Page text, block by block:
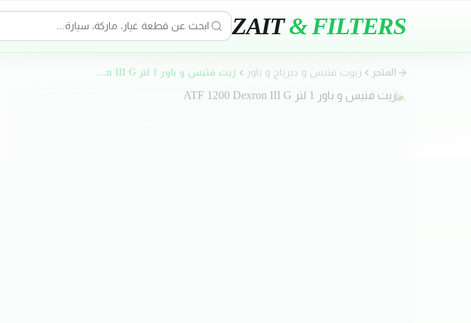
ZAIT& FILTERS
المتجر زيوت فتيس و دبرياج و باور زيت فتيس و باور 1 لتر ATF 1200 Dexron III G